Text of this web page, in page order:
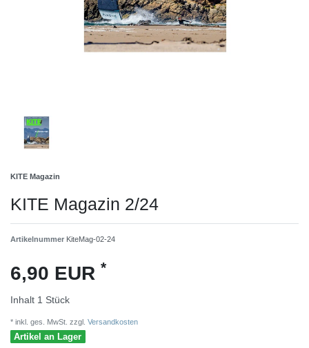
KITE Magazin
KITE Magazin 2/24
Artikelnummer KiteMag-02-24
6,90 EUR *
Inhalt 1 Stück
* inkl. ges. MwSt. zzgl. Versandkosten
Artikel an Lager